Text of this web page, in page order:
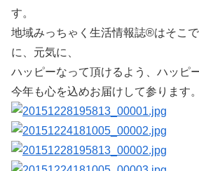
す。
地域みっちゃく生活情報誌®はそこ
に、元気に、
ハッピーなって頂けるよう、ハッピ
今年も心を込めお届けして参ります